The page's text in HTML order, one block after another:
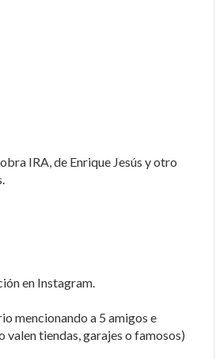
IRA, de Enrique Jesús y otro
en Instagram.
mencionando a 5 amigos e
tiendas, garajes o famosos)